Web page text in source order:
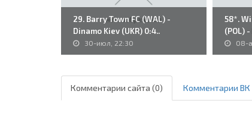
29. Barry Town FC (WAL) -
Dinamo Kiev (UKR) 0:4..
30-июл, 22:30
58*.
(POL)
08-
Комментарии сайта (0) Комментарии ВК